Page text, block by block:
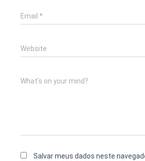
Email *
Website
What's on your mind?
Salvar meus dados neste